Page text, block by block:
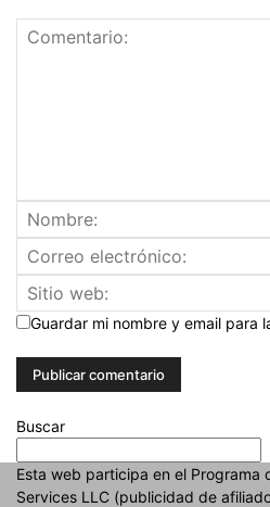
Guardar mi nombre y email para
Buscar
Esta web participa en el Programa
Services LLC (publicidad de